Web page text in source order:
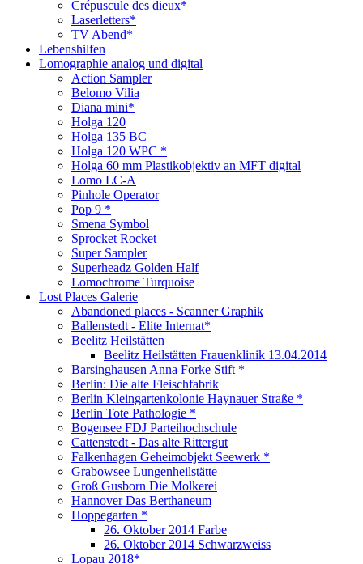
Crépuscule des dieux*
Laserletters*
TV Abend*
Lebenshilfen
Lomographie analog und digital
Action Sampler
Belomo Vilia
Diana mini*
Holga 120
Holga 135 BC
Holga 120 WPC *
Holga 60 mm Plastikobjektiv an MFT digital
Lomo LC-A
Pinhole Operator
Pop 9 *
Smena Symbol
Sprocket Rocket
Super Sampler
Superheadz Golden Half
Lomochrome Turquoise
Lost Places Galerie
Abandoned places - Scanner Graphik
Ballenstedt - Elite Internat*
Beelitz Heilstätten
Beelitz Heilstätten Frauenklinik 13.04.2014
Barsinghausen Anna Forke Stift *
Berlin: Die alte Fleischfabrik
Berlin Kleingartenkolonie Haynauer Straße *
Berlin Tote Pathologie *
Bogensee FDJ Parteihochschule
Cattenstedt - Das alte Rittergut
Falkenhagen Geheimobjekt Seewerk *
Grabowsee Lungenheilstätte
Groß Gusborn Die Molkerei
Hannover Das Berthaneum
Hoppegarten *
26. Oktober 2014 Farbe
26. Oktober 2014 Schwarzweiss
Lopau 2018*